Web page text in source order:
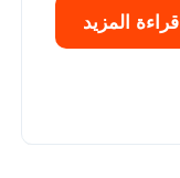
قراءة المزيد